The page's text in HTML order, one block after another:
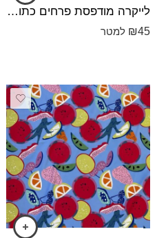
לייקרה מודפסת פרחים כתום בריק כהה-רקע שמנת וכתמי אובייקטים באפרסק פסטלי
₪45 למטר